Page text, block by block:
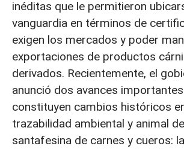
inéditas que le permitieron
vanguardia en términos de
exigen los mercados y poder
exportaciones de productos
derivados. Recientemente, el
anunció dos avances
constituyen cambios históricos
trazabilidad ambiental y animal
santafesina de carnes y cueros: